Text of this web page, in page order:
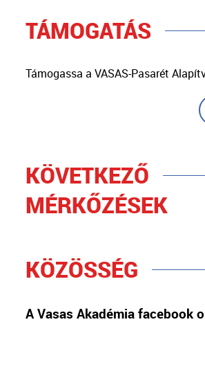
TÁMOGATÁS
Támogassa a VASAS-Pasarét
KÖVETKEZŐ
MÉRKŐZÉSEK
KÖZÖSSÉG
A Vasas Akadémia facebook